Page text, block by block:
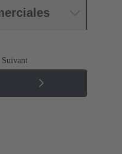
Suivant